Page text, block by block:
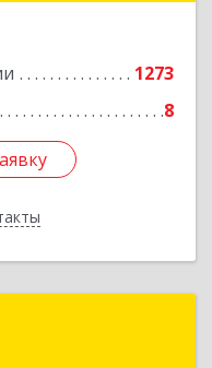
1273
8